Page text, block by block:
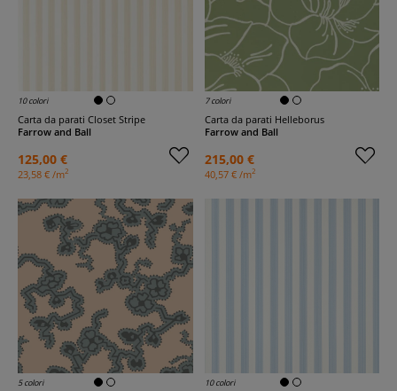
10 colori
Carta da parati Closet Stripe
Farrow and Ball
125,00 €
23,58 € /m2
7 colori
Carta da parati Helleborus
Farrow and Ball
215,00 €
40,57 € /m2
5 colori 10 colori